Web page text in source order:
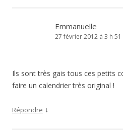
Emmanuelle
27 février 2012 à 3 h 51
Ils sont très gais tous ces petits
faire un calendrier très original !
Répondre ↓